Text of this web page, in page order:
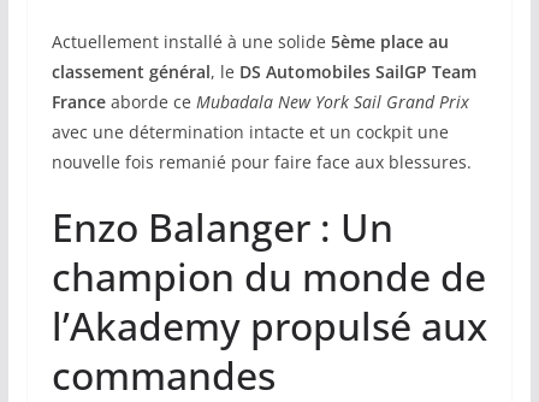
Actuellement installé à une solide 5ème place au
classement général, le DS Automobiles SailGP Team
Franceaborde ce Mubadala New York Sail Grand Prix
avec une détermination intacte et un cockpit une
nouvelle fois remanié pour faire face aux blessures.
Enzo Balanger : Un
champion du monde de
l’Akademy propulsé aux
commandes